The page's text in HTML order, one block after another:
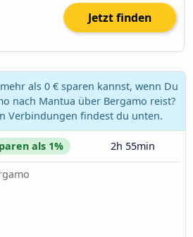
Jetzt finden
als 0 € sparen kannst, wenn Du
nach Mantua über Bergamo reist?
Verbindungen findest du unten.
als 1% 2h 55min